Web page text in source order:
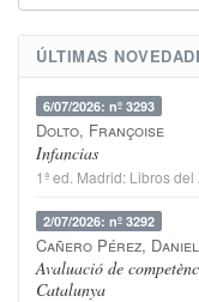
ÚLTIMAS
6/07/2026: nº 3293
Dolto, Françoise
Infancias
1ª ed. Madrid: Libros del
2/07/2026: nº 3292
Cañero Pérez, Daniel
Avaluació de
Catalunya